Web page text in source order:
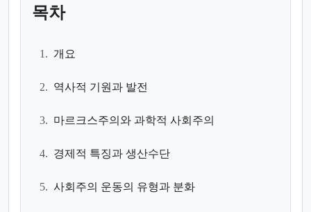
목차
1. 개요
2. 역사적 기원과 발전
3. 마르크스주의와 과학적 사회주의
4. 경제적 특징과 생산수단
5. 사회주의 운동의 유형과 분화